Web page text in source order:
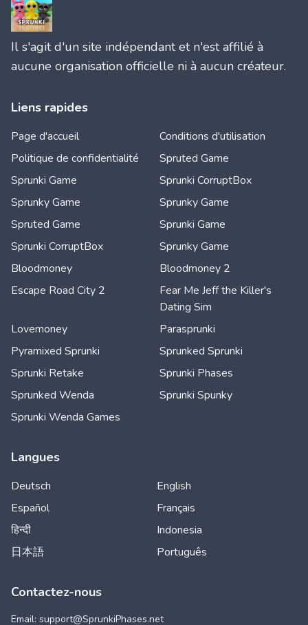
Il s'agit d'un site indépendant et n'est affilié à
aucune organisation officielle ni à aucun créateur.
Liens rapides
Page d'accueil
Conditions d'utilisation
Politique de confidentialité
Spruted Game
Sprunki Game
Sprunki CorruptBox
Sprunky Game
Sprunky Game
Spruted Game
Sprunki Game
Sprunki CorruptBox
Sprunky Game
Bloodmoney
Bloodmoney 2
Escape Road City 2
Fear Me Jeff the Killer's
Dating Sim
Lovemoney
Parasprunki
Pyramixed Sprunki
Sprunked Sprunki
Sprunki Retake
Sprunki Phases
Sprunked Wenda
Sprunki Spunky
Sprunki Wenda Games
Langues
Deutsch
English
Español
Français
हिन्दी
Indonesia
日本語
Português
Contactez-nous
Email: support@SprunkiPhases.net